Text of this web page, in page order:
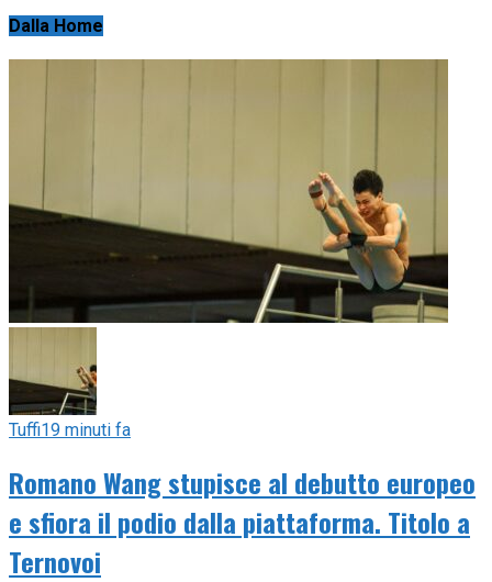
Dalla Home
Tuffi19 minuti fa
Romano Wang stupisce al debutto europeo
e sfiora il podio dalla piattaforma. Titolo a
Ternovoi